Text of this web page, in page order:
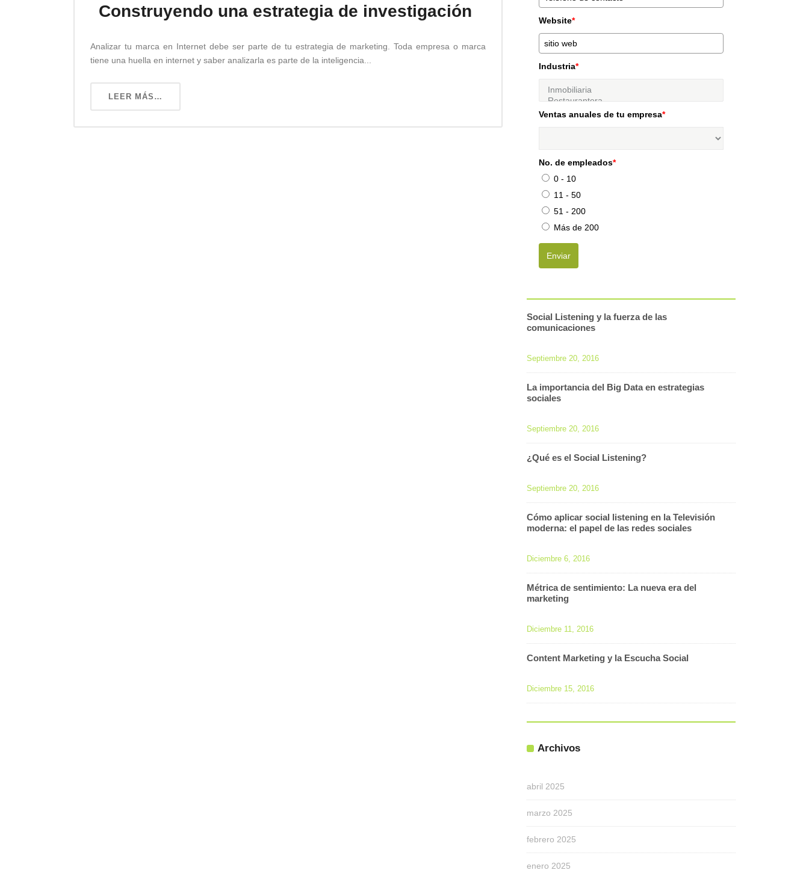
Construyendo una estrategia de investigación
Analizar tu marca en Internet debe ser parte de tu estrategia de marketing. Toda empresa o marca
tiene una huella en internet y saber analizarla es parte de la inteligencia...
LEER MÁS…
Website*
Industria*
Ventas anuales de tu empresa*
No. de empleados*
0 - 10
11 - 50
51 - 200
Más de 200
Enviar
Social Listening y la fuerza de las
comunicaciones
Septiembre 20, 2016
La importancia del Big Data en estrategias
sociales
Septiembre 20, 2016
¿Qué es el Social Listening?
Septiembre 20, 2016
Cómo aplicar social listening en la Televisión
moderna: el papel de las redes sociales
Diciembre 6, 2016
Métrica de sentimiento: La nueva era del
marketing
Diciembre 11, 2016
Content Marketing y la Escucha Social
Diciembre 15, 2016
Archivos
abril 2025
marzo 2025
febrero 2025
enero 2025